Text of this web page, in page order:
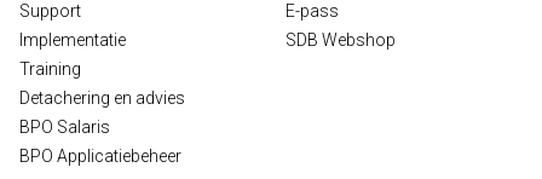
Support
Implementatie
Training
Detachering en advies
BPO Salaris
BPO Applicatiebeheer
E-pass
SDB Webshop